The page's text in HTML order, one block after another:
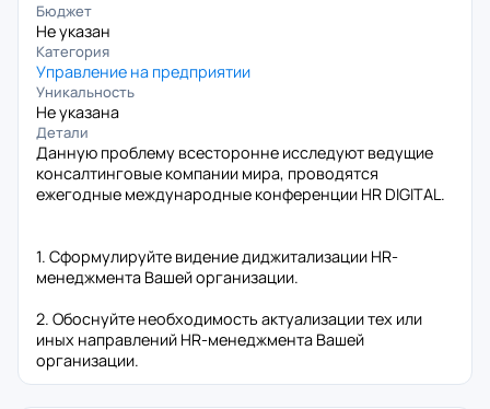
Бюджет
Не указан
Категория
Управление на предприятии
Уникальность
Не указана
Детали
Данную проблему всесторонне исследуют ведущие
консалтинговые компании мира, проводятся
ежегодные международные конференции HR DIGITAL.
1. Сформулируйте видение диджитализации HR-
менеджмента Вашей организации.
2. Обоснуйте необходимость актуализации тех или
иных направлений HR-менеджмента Вашей
организации.